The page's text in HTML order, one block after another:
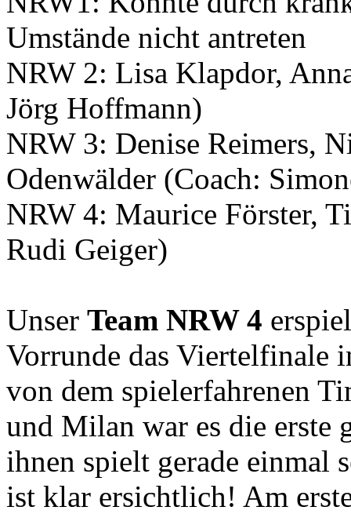
Umstände nicht antreten
NRW 2: Lisa Klapdor,
Jörg Hoffmann)
NRW 3: Denise Reimers,
Odenwälder (Coach:
NRW 4: Maurice Förster,
Rudi Geiger)
Unser Team NRW 4
Vorrunde das Viertelfinale
von dem spielerfahrenen
und Milan war es die erste
ihnen spielt gerade einmal
ist klar ersichtlich! Am